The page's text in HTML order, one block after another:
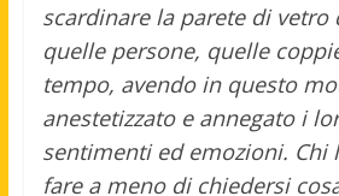
scardinare la parete di vetro
quelle persone, quelle
tempo, avendo in questo
anestetizzato e annegato i
sentimenti ed emozioni. Chi
fare a meno di chiedersi